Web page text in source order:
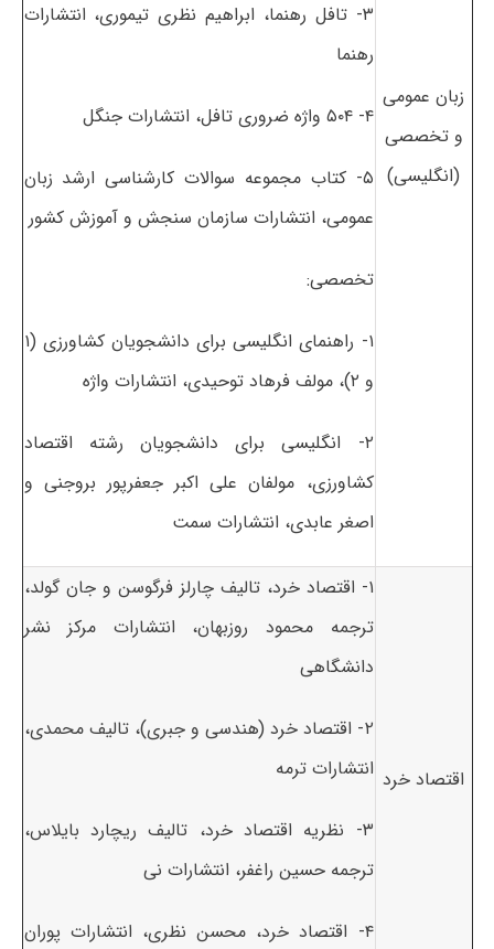
زبان عمومی
و تخصصی
(انگلیسی)
۳- تافل رهنما، ابراهیم نظری تیموری، انتشارات
رهنما
۴- ۵۰۴ واژه ضروری تافل، انتشارات جنگل
۵- کتاب مجموعه سوالات کارشناسی ارشد زبان
عمومی، انتشارات سازمان سنجش و آموزش کشور
تخصصی:
۱- راهنمای انگلیسی برای دانشجویان کشاورزی (۱
و ۲)، مولف فرهاد توحیدی، انتشارات واژه
۲- انگلیسی برای دانشجویان رشته اقتصاد
کشاورزی، مولفان علی اکبر جعفرپور بروجنی و
اصغر عابدی، انتشارات سمت
اقتصاد خرد
۱- اقتصاد خرد، تالیف چارلز فرگوسن و جان گولد،
ترجمه محمود روزبهان، انتشارات مرکز نشر
دانشگاهی
۲- اقتصاد خرد (هندسی و جبری)، تالیف محمدی،
انتشارات ترمه
۳- نظریه اقتصاد خرد، تالیف ریچارد بایلاس،
ترجمه حسین راغفر، انتشارات نی
۴- اقتصاد خرد، محسن نظری، انتشارات پوران